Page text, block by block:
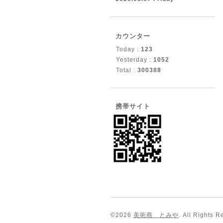
カウンター
Today : 123
Yesterday : 1052
Total : 300388
携帯サイト
©2026 美術商 とみや. All Rights